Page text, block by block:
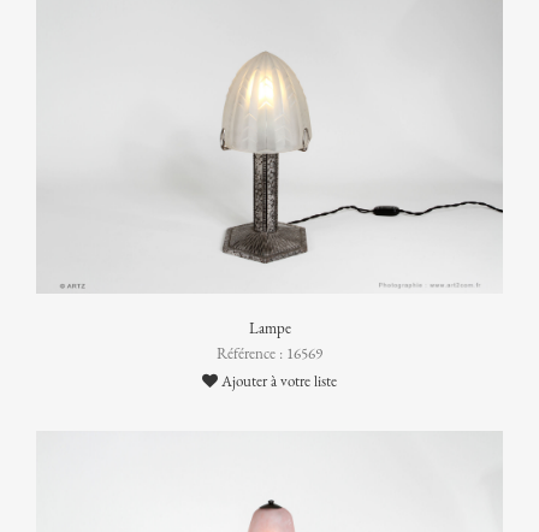
Lampe
Référence : 16569
Ajouter à votre liste